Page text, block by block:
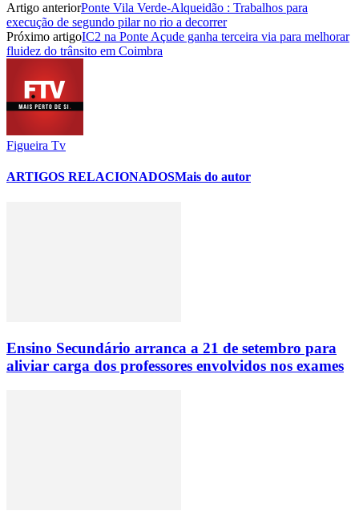
Artigo anteriorPonte Vila Verde-Alqueidão : Trabalhos para
execução de segundo pilar no rio a decorrer
Próximo artigoIC2 na Ponte Açude ganha terceira via para melhorar
fluidez do trânsito em Coimbra
Figueira Tv
ARTIGOS RELACIONADOSMais do autor
Ensino Secundário arranca a 21 de setembro para
aliviar carga dos professores envolvidos nos exames